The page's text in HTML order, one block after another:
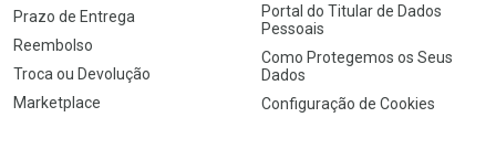
Prazo de Entrega
Reembolso
Troca ou Devolução
Marketplace
Portal do Titular de Dados
Pessoais
Como Protegemos os Seus
Dados
Configuração de Cookies